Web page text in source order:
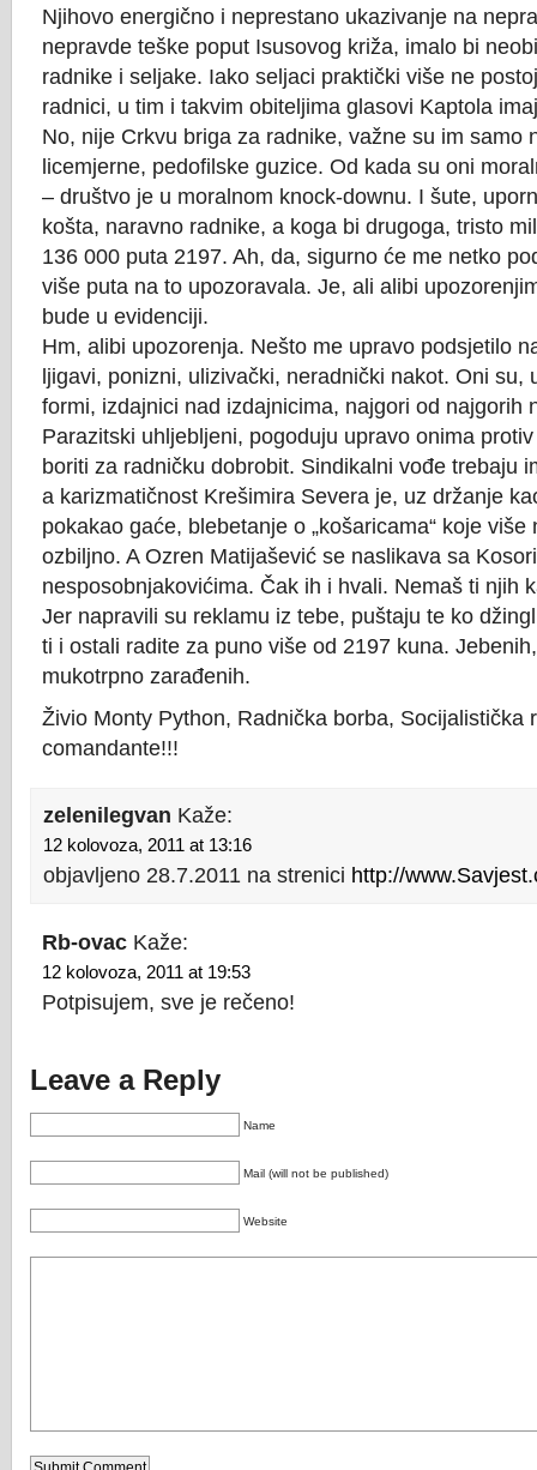
Njihovo energično i neprestano ukazivanje na
nepravde teške poput Isusovog križa, imalo bi
radnike i seljake. Iako seljaci praktički više ne
radnici, u tim i takvim obiteljima glasovi Kaptola
No, nije Crkvu briga za radnike, važne su im samo
licemjerne, pedofilske guzice. Od kada su oni
– društvo je u moralnom knock-downu. I šute,
košta, naravno radnike, a koga bi drugoga, tristo
136 000 puta 2197. Ah, da, sigurno će me netko
više puta na to upozoravala. Je, ali alibi
bude u evidenciji.
Hm, alibi upozorenja. Nešto me upravo podsjetilo
ljigavi, ponizni, ulizivački, neradnički nakot. Oni su,
formi, izdajnici nad izdajnicima, najgori od najgorih
Parazitski uhljebljeni, pogoduju upravo onima
boriti za radničku dobrobit. Sindikalni vođe trebaju
a karizmatičnost Krešimira Severa je, uz držanje
pokakao gaće, blebetanje o „košaricama“ koje više
ozbiljno. A Ozren Matijašević se naslikava sa
nesposobnjakovićima. Čak ih i hvali. Nemaš ti njih
Jer napravili su reklamu iz tebe, puštaju te ko
ti i ostali radite za puno više od 2197 kuna.
mukotrpno zarađenih.
Živio Monty Python, Radnička borba, Socijalistička
comandante!!!
zelenilegvan Kaže:
12 kolovoza, 2011 at 13:16
objavljeno 28.7.2011 na strenici http://
Rb-ovac Kaže:
12 kolovoza, 2011 at 19:53
Potpisujem, sve je rečeno!
Leave a Reply
Name
Mail (will not be published)
Website